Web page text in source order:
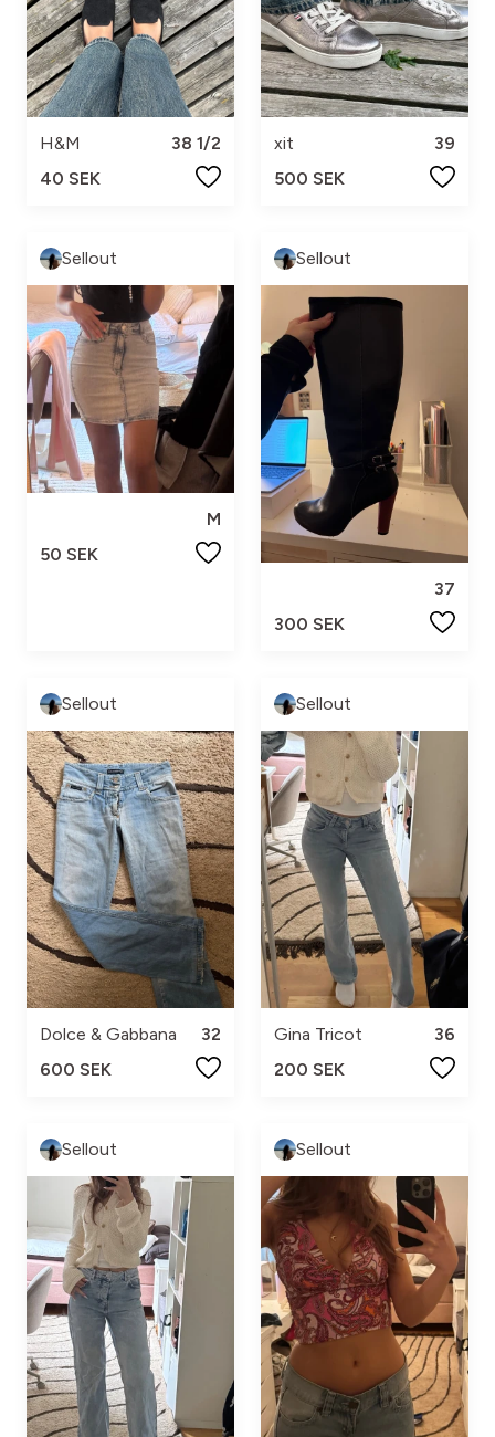
H&M
38 1/2
40 SEK
xit
39
500 SEK
Sellout
M
50 SEK
Sellout
37
300 SEK
Sellout
Dolce & Gabbana
32
600 SEK
Sellout
Gina Tricot
36
200 SEK
Sellout Sellout